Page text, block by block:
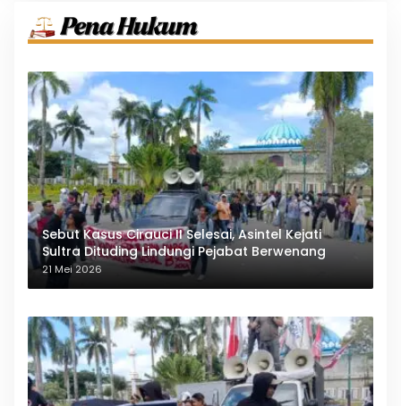
Sebut Kasus Cirauci II Selesai, Asintel Kejati
Sultra Dituding Lindungi Pejabat Berwenang
21 Mei 2026